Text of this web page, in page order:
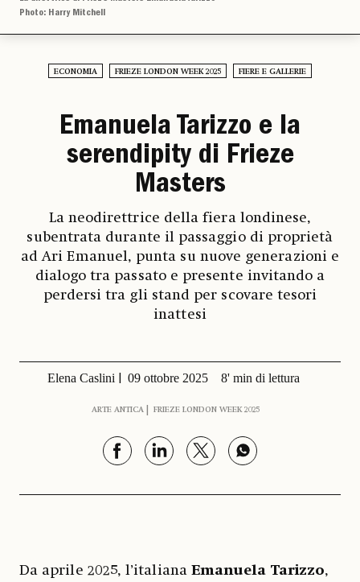
Photo: Harry Mitchell
ECONOMIA FRIEZE LONDON WEEK 2025 FIERE E GALLERIE
Emanuela Tarizzo e la
serendipity di Frieze
Masters
La neodirettrice della fiera londinese,
subentrata durante il passaggio di proprietà
ad Ari Emanuel, punta su nuove generazioni e
dialogo tra passato e presente invitando a
perdersi tra gli stand per scovare tesori
inattesi
Elena Caslini 09 ottobre 2025 8' min di lettura
ARTE ANTICA FRIEZE LONDON WEEK 2025
Da aprile 2025, l’italiana Emanuela Tarizzo,